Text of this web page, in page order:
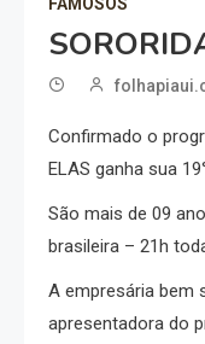
Confirmado o
ELAS ganha sua
São mais de 09
brasileira – 21h
A empresária bem
apresentadora do